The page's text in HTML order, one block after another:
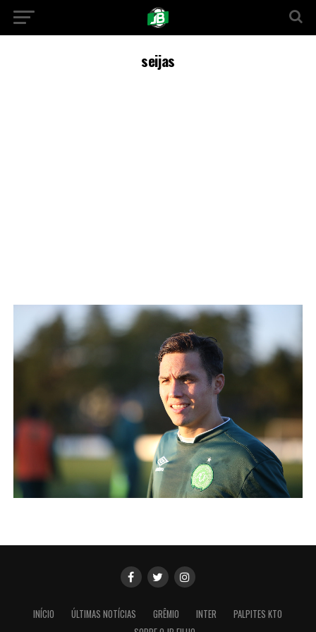
seijas
INÍCIO ÚLTIMAS NOTÍCIAS GRÊMIO INTER
PALPITES KTO